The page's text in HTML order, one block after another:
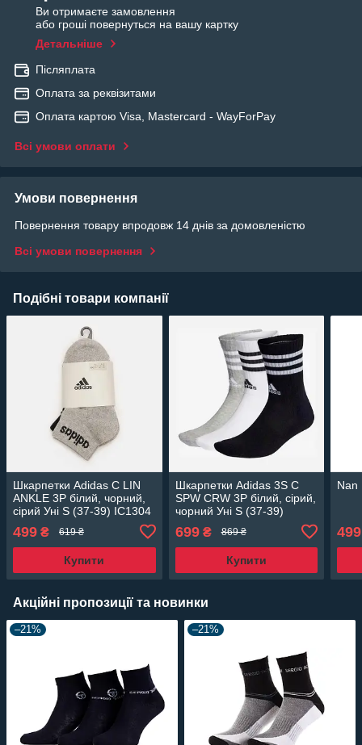
Ви отримаєте замовлення
або гроші повернуться на вашу картку
Детальніше
Післяплата
Оплата за реквізитами
Оплата картою Visa, Mastercard - WayForPay
Всі умови оплати
Умови повернення
Повернення товару впродовж 14 днів за домовленістю
Всі умови повернення
Подібні товари компанії
Шкарпетки Adidas C LIN
ANKLE 3P білий, чорний,
сірий Уні S (37-39) IC1304
499 ₴ 619 ₴
Купити
Шкарпетки Adidas 3S C
SPW CRW 3P білий, сірий,
чорний Уні S (37-39)
699₴ 869 ₴
Купити
Nan
499
Акційні пропозиції та новинки
–21% –21%